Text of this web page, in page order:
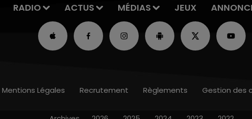
RADIO ACTUS MÉDIAS JEUX
Mentions Légales Recrutement Règlements Gestion des